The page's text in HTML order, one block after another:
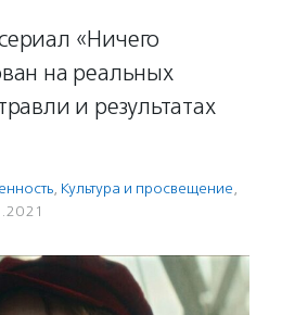
«Ничего
на реальных
и результатах
, Культура и просвещение,